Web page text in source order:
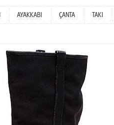
AYAKKABI ÇANTA TAKI